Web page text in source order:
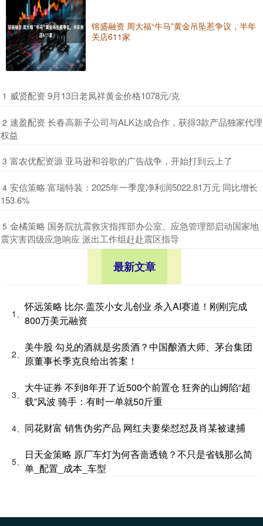
镕盛融资 周大福“牛马”黄金吊坠惹争议，半年
关店611家
1 ​威贤配资 9月13日老凤祥黄金价格1078元/克
2 ​速盈配资 长春高新子公司与ALK达成合作，获得3款产品独家代理
权益
3 ​富农优配资源 亚马逊和谷歌的广告战争，开始打到云上了
4 ​安信策略 富瑞特装：2025年一季度净利润5022.81万元 同比增长
153.6%
5 ​金橘策略 国务院抗震救灾指挥部办公室、应急管理部启动国家地
震灾害四级应急响应 派出工作组赶赴震区指导
最新文章
1、
怀远策略 比尔·盖茨小女儿创业 杀入AI赛道！刚刚完成
800万美元融资
2、
美牛股 勾兑的酒就是劣质酒？中国酿酒大师、茅台集团
原董事长季克良给出答案！
3、
大牛证券 不到8年开了近500个前置仓 狂奔的山姆陷“超
载”风波 骑手：有时一单就50斤重
4、 同花财富 销售伪劣产品 网红夫妻柴怼怼及肖某被逮捕
5、
日天金策略 原厂车灯为何吝啬透镜？不只是省钱那么简
单_配置_成本_车型